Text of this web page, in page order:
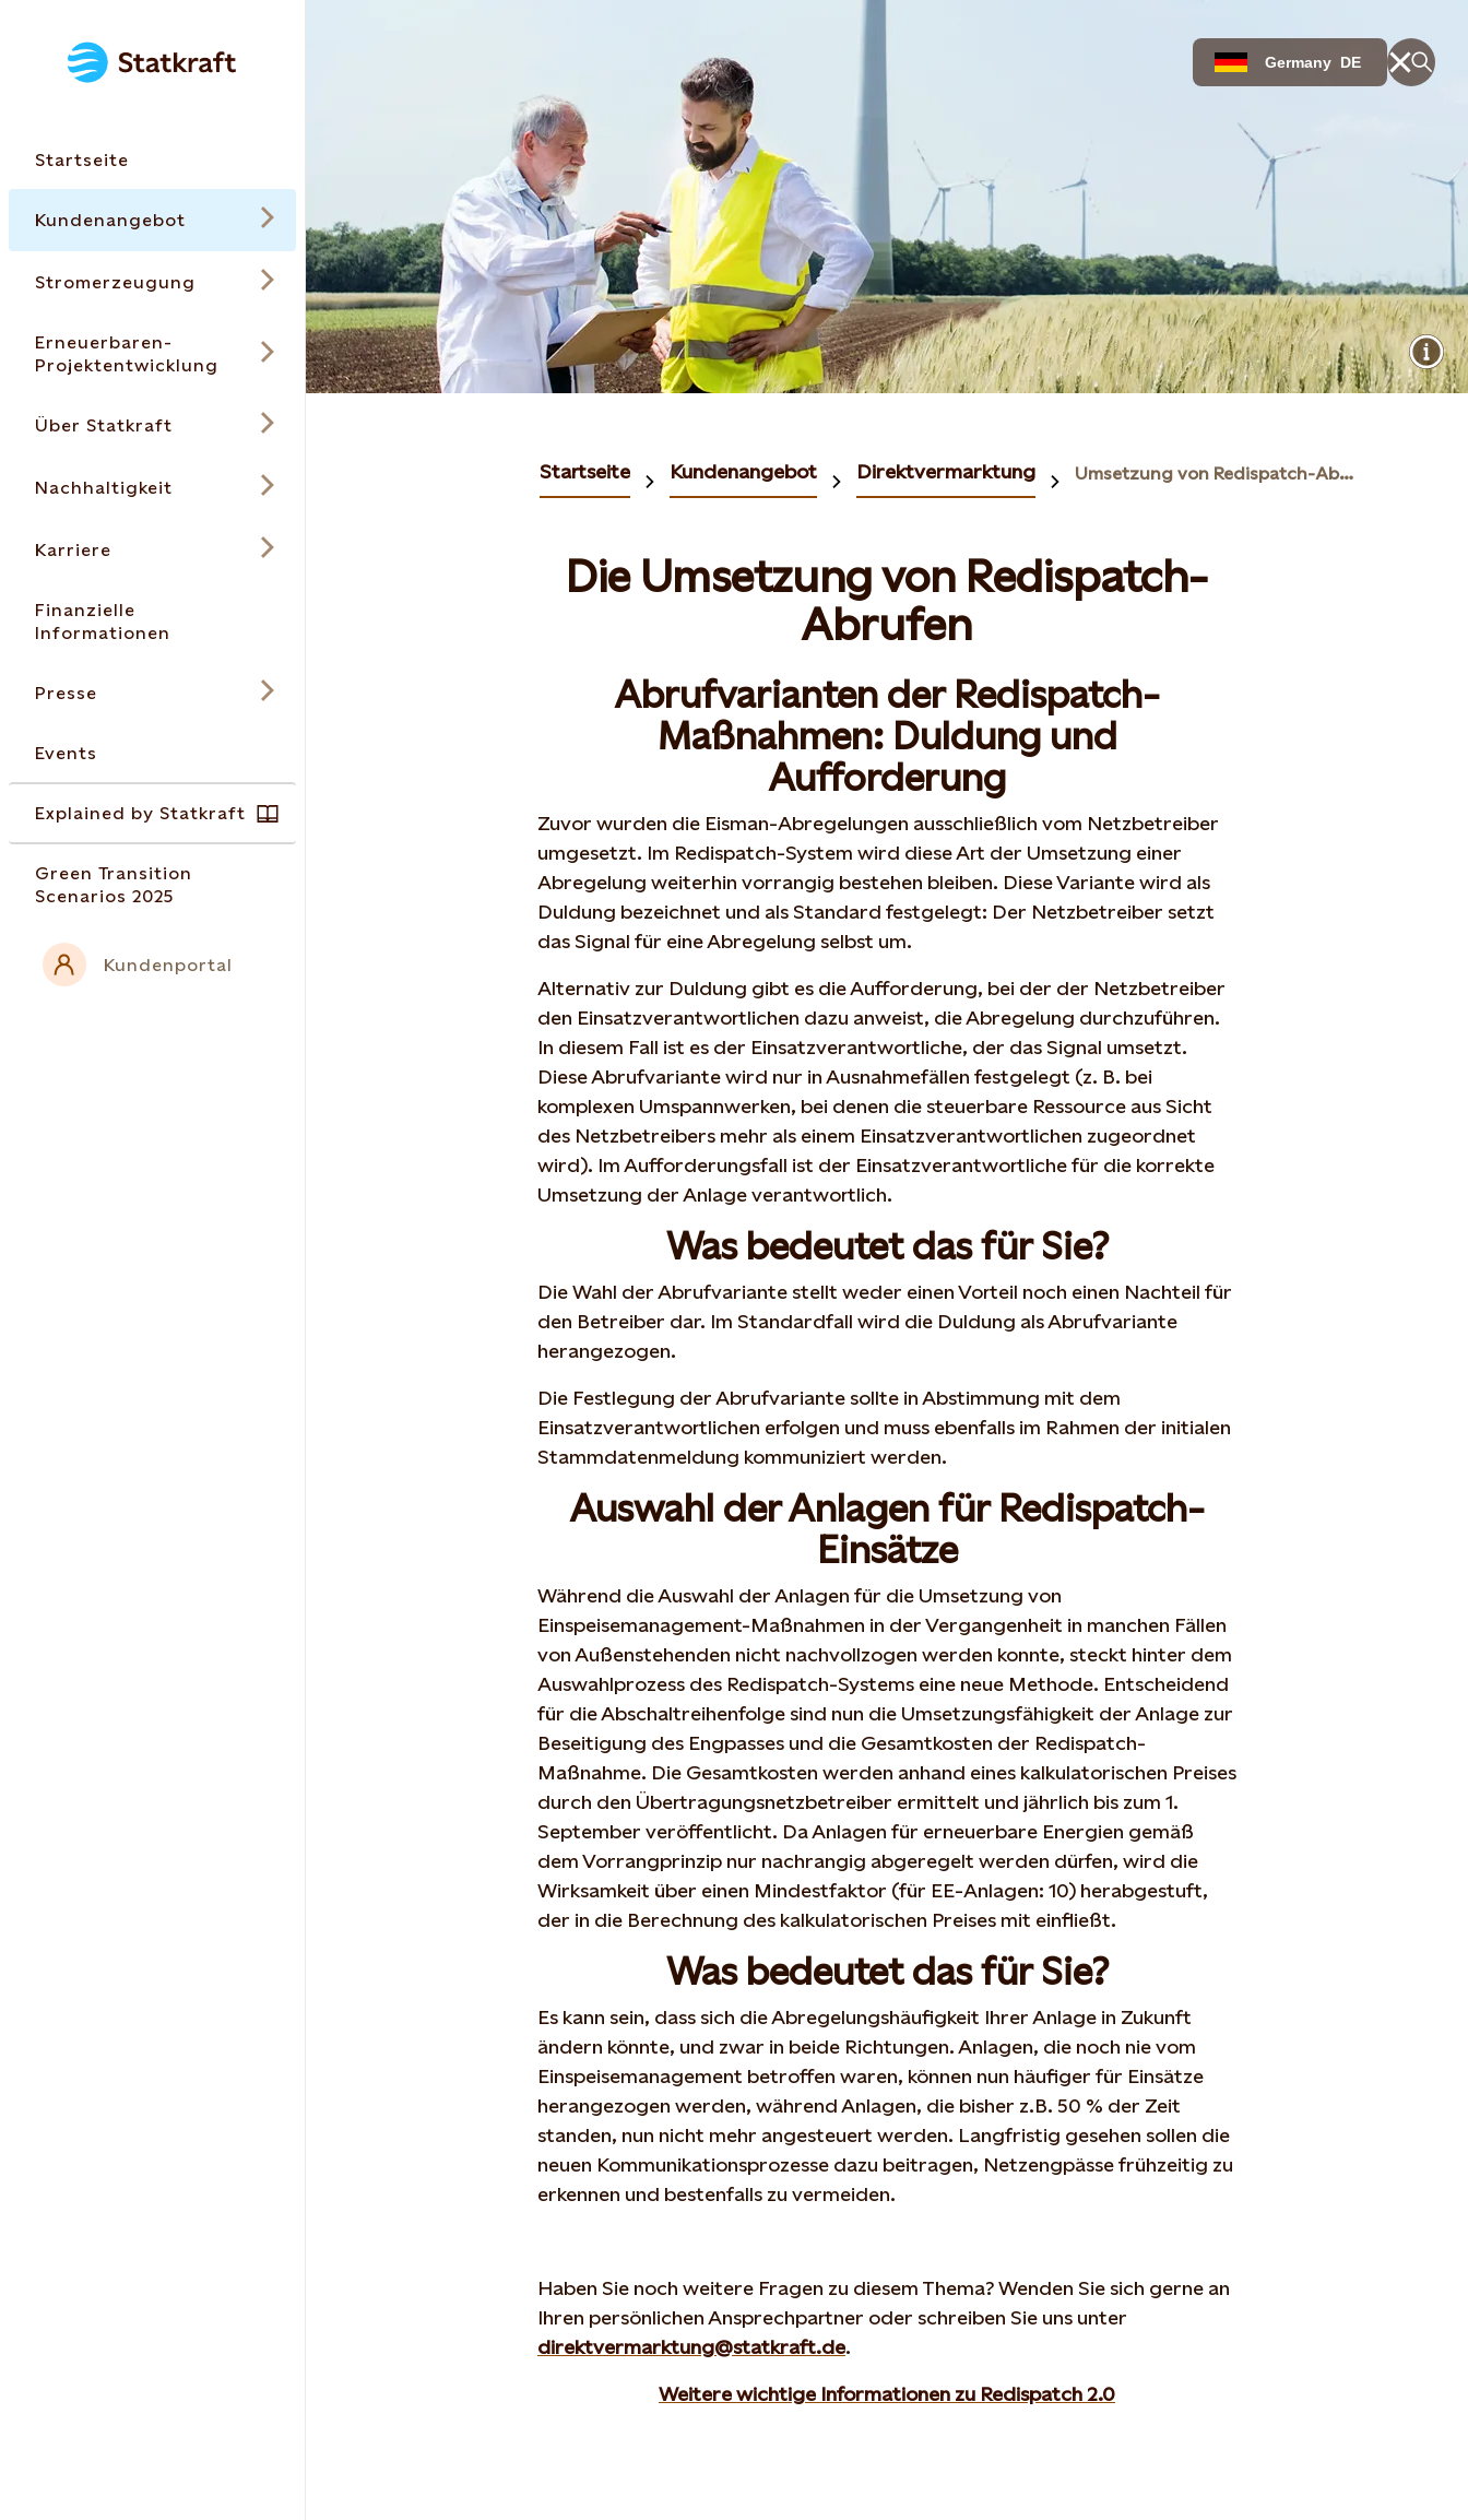
Startseite
Kundenangebot
Stromerzeugung
Erneuerbaren-
Projektentwicklung
Über Statkraft
Nachhaltigkeit
Karriere
Finanzielle
Informationen
Presse
Events
Explained by Statkraft
Green Transition
Scenarios 2025
Kundenportal
Germany DE
Startseite Kundenangebot Direktvermarktung Umsetzung von Redispatch-Abrufen
Die Umsetzung von Redispatch-
Abrufen
Abrufvarianten der Redispatch-
Maßnahmen: Duldung und
Aufforderung
Zuvor wurden die Eisman-Abregelungen ausschließlich vom Netzbetreiber
umgesetzt. Im Redispatch-System wird diese Art der Umsetzung einer
Abregelung weiterhin vorrangig bestehen bleiben. Diese Variante wird als
Duldung bezeichnet und als Standard festgelegt: Der Netzbetreiber setzt
das Signal für eine Abregelung selbst um.
Alternativ zur Duldung gibt es die Aufforderung, bei der der Netzbetreiber
den Einsatzverantwortlichen dazu anweist, die Abregelung durchzuführen.
In diesem Fall ist es der Einsatzverantwortliche, der das Signal umsetzt.
Diese Abrufvariante wird nur in Ausnahmefällen festgelegt (z. B. bei
komplexen Umspannwerken, bei denen die steuerbare Ressource aus Sicht
des Netzbetreibers mehr als einem Einsatzverantwortlichen zugeordnet
wird). Im Aufforderungsfall ist der Einsatzverantwortliche für die korrekte
Umsetzung der Anlage verantwortlich.
Was bedeutet das für Sie?
Die Wahl der Abrufvariante stellt weder einen Vorteil noch einen Nachteil für
den Betreiber dar. Im Standardfall wird die Duldung als Abrufvariante
herangezogen.
Die Festlegung der Abrufvariante sollte in Abstimmung mit dem
Einsatzverantwortlichen erfolgen und muss ebenfalls im Rahmen der initialen
Stammdatenmeldung kommuniziert werden.
Auswahl der Anlagen für Redispatch-
Einsätze
Während die Auswahl der Anlagen für die Umsetzung von
Einspeisemanagement-Maßnahmen in der Vergangenheit in manchen Fällen
von Außenstehenden nicht nachvollzogen werden konnte, steckt hinter dem
Auswahlprozess des Redispatch-Systems eine neue Methode. Entscheidend
für die Abschaltreihenfolge sind nun die Umsetzungsfähigkeit der Anlage zur
Beseitigung des Engpasses und die Gesamtkosten der Redispatch-
Maßnahme. Die Gesamtkosten werden anhand eines kalkulatorischen Preises
durch den Übertragungsnetzbetreiber ermittelt und jährlich bis zum 1.
September veröffentlicht. Da Anlagen für erneuerbare Energien gemäß
dem Vorrangprinzip nur nachrangig abgeregelt werden dürfen, wird die
Wirksamkeit über einen Mindestfaktor (für EE-Anlagen: 10) herabgestuft,
der in die Berechnung des kalkulatorischen Preises mit einfließt.
Was bedeutet das für Sie?
Es kann sein, dass sich die Abregelungshäufigkeit Ihrer Anlage in Zukunft
ändern könnte, und zwar in beide Richtungen. Anlagen, die noch nie vom
Einspeisemanagement betroffen waren, können nun häufiger für Einsätze
herangezogen werden, während Anlagen, die bisher z.B. 50 % der Zeit
standen, nun nicht mehr angesteuert werden. Langfristig gesehen sollen die
neuen Kommunikationsprozesse dazu beitragen, Netzengpässe frühzeitig zu
erkennen und bestenfalls zu vermeiden.
Haben Sie noch weitere Fragen zu diesem Thema? Wenden Sie sich gerne an
Ihren persönlichen Ansprechpartner oder schreiben Sie uns unter
direktvermarktung@statkraft.de.
Weitere wichtige Informationen zu Redispatch 2.0